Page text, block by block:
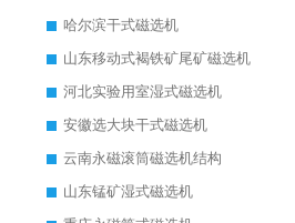
哈尔滨干式磁选机
山东移动式褐铁矿尾矿磁选机
河北实验用室湿式磁选机
安徽选大块干式磁选机
云南永磁滚筒磁选机结构
山东锰矿湿式磁选机